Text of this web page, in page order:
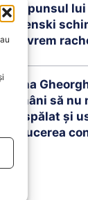
Răspunsul
Zelenski
noi vrem
Oana
români să
de spălat și
reducerea